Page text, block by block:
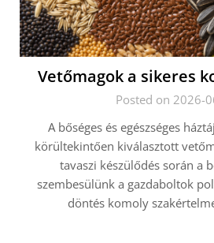
Vetőmagok a sikeres
Posted on 2026-
A bőséges és egészséges
körültekintően kiválasztott
tavaszi készülődés során a
szembesülünk a gazdaboltok
döntés komoly